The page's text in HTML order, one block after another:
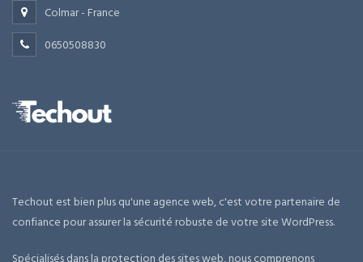
Colmar - France
0650508830
Techout est bien plus qu'une agence web, c'est votre partenaire de
confiance pour assurer la sécurité robuste de votre site WordPress.